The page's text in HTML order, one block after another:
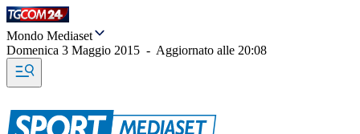
Mondo Mediaset
Domenica 3 Maggio 2015 - Aggiornato alle 20:08